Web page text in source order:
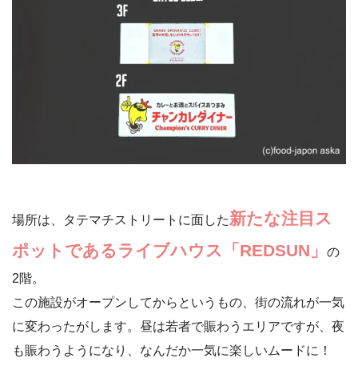
場所は、タテマチストリートに面した新たな注目ス
ポットであるライブハウス「REDSUN」
の
2階。
この施設がオープンしてからというもの、街の流れが一気
に変わったがします。昼は若者で賑わうエリアですが、夜
も賑わうようになり、なんだか一気に楽しいムードに！